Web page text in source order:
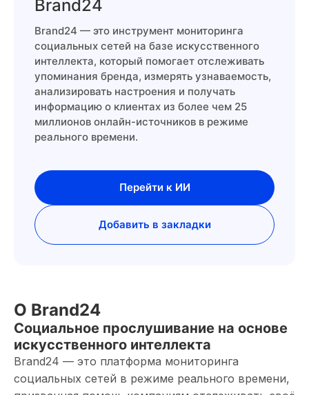
Brand24
Brand24 — это инструмент мониторинга
социальных сетей на базе искусственного
интеллекта, который помогает отслеживать
упоминания бренда, измерять узнаваемость,
анализировать настроения и получать
информацию о клиентах из более чем 25
миллионов онлайн-источников в режиме
реального времени.
Перейти к ИИ
Добавить в закладки
О Brand24
Социальное прослушивание на основе
искусственного интеллекта
Brand24 — это платформа мониторинга
социальных сетей в режиме реального времени,